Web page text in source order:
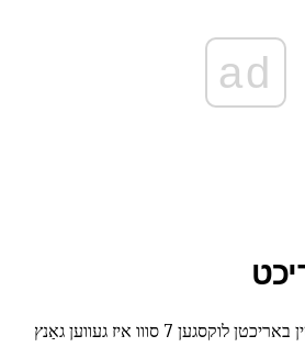
ad
דעם וואַריאַנט פון די מאַשין באריכטן לוקסגען 7 סווו איז געווען גאַנץ